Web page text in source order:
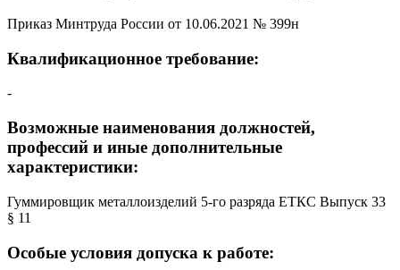
Приказ Минтруда России от 10.06.2021 № 399н
Квалификационное требование:
-
Возможные наименования должностей,
профессий и иные дополнительные
характеристики:
Гуммировщик металлоизделий 5-го разряда ЕТКС Выпуск 33
§ 11
Особые условия допуска к работе: